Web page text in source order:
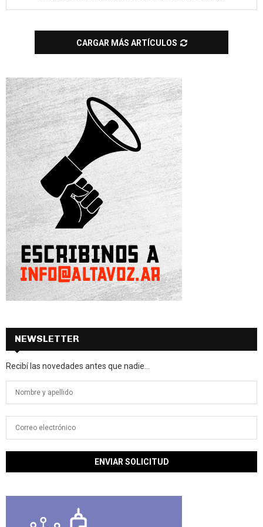
CARGAR MÁS ARTÍCULOS
NEWSLETTER
Recibí las novedades antes que nadie...